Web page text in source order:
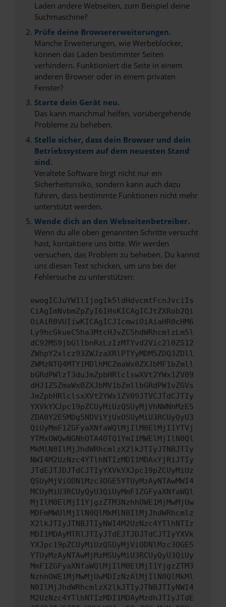
Laden andere Webseiten, zum Beispiel deine
Suchmaschine?
Prüfe deine Browsererweiterungen.
Manche Erweiterungen, wie Werbeblocker,
können das Laden bestimmter Seiten
verhindern. Funktioniert die Seite in einem
anderen Browser oder in einem privaten
Fenster?
Starte dein Gerät neu.
Das kann manchmal helfen, vorübergehende
Probleme zu beheben.
Stelle sicher, dass dein Browser und dein
Betriebssystem auf dem neuesten Stand
sind.
Veraltete Software birgt nicht nur ein
Sicherheitsrisiko, sondern kann auch dazu
führen, dass bestimmte Funktionen nicht mehr
unterstützt werden.
Wende dich an den Webseitenbetreiber.
Wenn du alle oben genannten Schritte versucht
hast, kontaktiere uns bitte. Wir werden
versuchen, das Problem zu beheben. Du kannst
uns diesen Text schicken, um uns bei der
Fehlersuche zu unterstützen:
ewogICJuYW1lIjogIk5ldHdvcmtFcnJvciIs
CiAgImNvbmZpZyI6IHsKICAgICJtZXRob2Qi
OiAiR0VUIiwKICAgICJ1cmwiOiAiaHR0cHM6
Ly9hcGkueC5ha3MtcHJvZC5hdWRhcmlzLm5l
dC92MS9jbGllbnRzLzIzMTYvd2Vic2l0ZS12
ZWhpY2xlcz93ZWJzaXRlPTYyMDM5ZDQ3ZDll
ZWMzNTQ4MTY1MDlhMCZmaWx0ZXJbMF1bZmll
bGRdPWlzT3duJmZpbHRlclswXVt2YWx1ZV09
dHJ1ZSZmaWx0ZXJbMV1bZmllbGRdPW1vZGVs
JmZpbHRlclsxXVt2YWx1ZV09JTVCJTdCJTIy
YXVkYXJpc19pZCUyMiUzQSUyMjVhNWNhMzE5
ZDA0Y2E5MDg5NDViYjUxOSUyMiU3RCUyQyU3
QiUyMmF1ZGFyaXNfaWQlMjIlM0ElMjI1YTVj
YTMxOWQwNGNhOTA4OTQ1YmI1MWElMjIlN0Ql
MkMlN0IlMjJhdWRhcmlzX2lkJTIyJTNBJTIy
NWI4M2UzNzc4YTlhNTIzMDI1MDAxYjRiJTIy
JTdEJTJDJTdCJTIyYXVkYXJpc19pZCUyMiUz
QSUyMjViODNlMzc3OGE5YTUyMzAyNTAwMWI4
MCUyMiU3RCUyQyU3QiUyMmF1ZGFyaXNfaWQl
MjIlM0ElMjI1YjgzZTM3NzhhOWE1MjMwMjUw
MDFmMWUlMjIlN0QlMkMlN0IlMjJhdWRhcmlz
X2lkJTIyJTNBJTIyNWI4M2UzNzc4YTlhNTIz
MDI1MDAyMTRlJTIyJTdEJTJDJTdCJTIyYXVk
YXJpc19pZCUyMiUzQSUyMjViODNlMzc3OGE5
YTUyMzAyNTAwMjMzMSUyMiU3RCUyQyU3QiUy
MmF1ZGFyaXNfaWQlMjIlM0ElMjI1YjgzZTM3
NzhhOWE1MjMwMjUwMDIzNzAlMjIlN0QlMkMl
N0IlMjJhdWRhcmlzX2lkJTIyJTNBJTIyNWI4
M2UzNzc4YTlhNTIzMDI1MDAyMzdhJTIyJTdE